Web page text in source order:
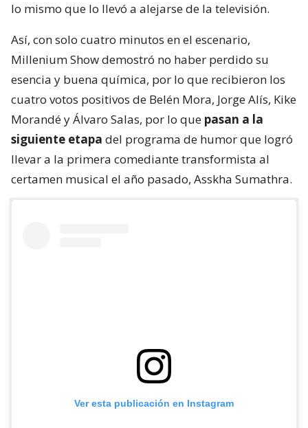
lo mismo que lo llevó a alejarse de la televisión.
Así, con solo cuatro minutos en el escenario,
Millenium Show demostró no haber perdido su
esencia y buena química, por lo que recibieron los
cuatro votos positivos de Belén Mora, Jorge Alís, Kike
Morandé y Álvaro Salas, por lo que pasan a la
siguiente etapa del programa de humor que logró
llevar a la primera comediante transformista al
certamen musical el año pasado, Asskha Sumathra.
Ver esta publicación en Instagram